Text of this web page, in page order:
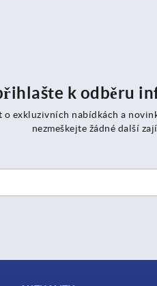
k odběru
o exkluzivních nabídkách a
nezmeškejte žádné další